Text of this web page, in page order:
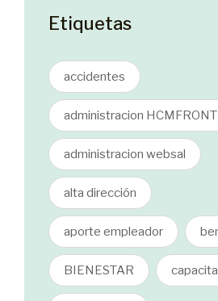
Etiquetas
accidentes
administracion HCMFRONT
administracion websal
alta dirección
aporte empleador
BIENESTAR